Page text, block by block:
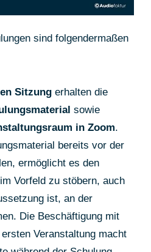
sind folgendermaßen
Sitzung erhalten die
sowie
in Zoom.
bereits vor der
ermöglicht es den
Vorfeld zu stöbern, auch
ist, an der
Die Beschäftigung mit
Veranstaltung macht